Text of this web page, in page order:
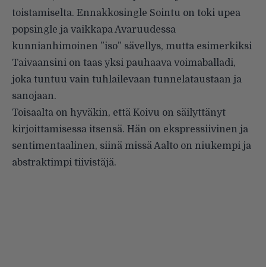
toistamiselta. Ennakkosingle Sointu on toki upea
popsingle ja vaikkapa Avaruudessa
kunnianhimoinen ”iso” sävellys, mutta esimerkiksi
Taivaansini on taas yksi pauhaava voimaballadi,
joka tuntuu vain tuhlailevaan tunnelataustaan ja
sanojaan.
Toisaalta on hyväkin, että Koivu on säilyttänyt
kirjoittamisessa itsensä. Hän on ekspressiivinen ja
sentimentaalinen, siinä missä Aalto on niukempi ja
abstraktimpi tiivistäjä.